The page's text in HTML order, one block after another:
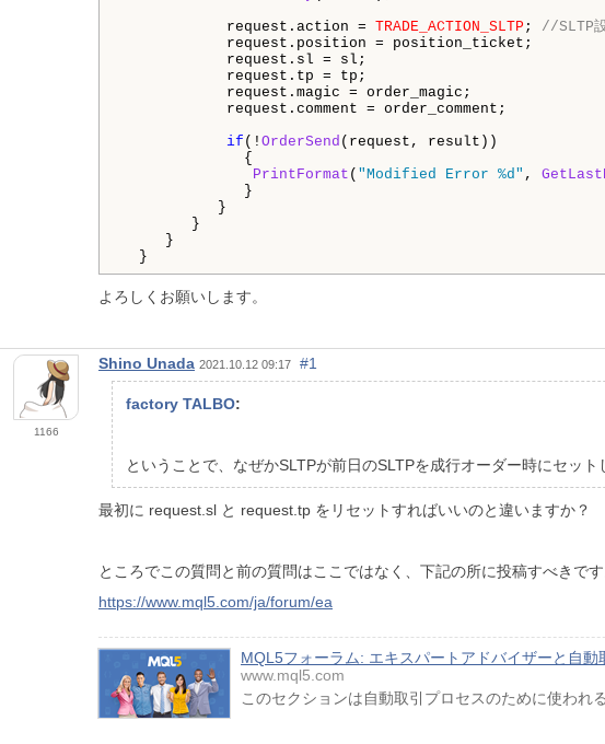
request.action = TRADE_ACTION_SLTP ; //SLTP
request.position = position_ticket;
request.sl = sl;
request.tp = tp;
request.magic = order_magic;
request.comment = order_comment;
if (! OrderSend (request, result))
{
PrintFormat ( "Modified Error %d" ,
}
}
}
}
}
よろしくお願いします。
1166
Shino Unada 2021.10.12 09:17 #1
factory TALBO:
ということで、なぜかSLTPが前日のSLTPを成行オーダー時にセット
最初に request.sl と request.tp をリセットすればいいのと違いますか？
ところでこの質問と前の質問はここではなく、下記の所に投稿すべきです
https://www.mql5.com/ja/forum/ea
MQL5フォーラム: エキスパートアドバイザーと自動
www.mql5.com
このセクションは自動取引プロセスのために使われ